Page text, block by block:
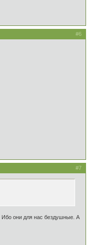
#6
#7
Ибо они для нас бездушные. А